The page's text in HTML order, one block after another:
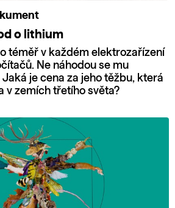
o lithium
téměř v každém elektrozařízení
Ne náhodou se mu
je cena za jeho těžbu, která
v zemích třetího světa?